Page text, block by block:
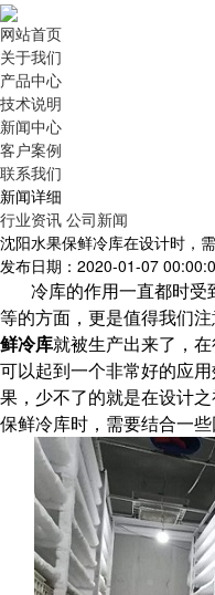
网站首页
关于我们
产品中心
技术说明
新闻中心
客户案例
联系我们
新闻详细
行业资讯 公司新闻
沈阳水果保鲜冷库在设计时，
发布日期：2020-01-07
冷库的作用一直都时
等的方面，更是值得我们
鲜冷库就被生产出来了，
可以起到一个非常好的应
果，少不了的就是在设计
保鲜冷库时，需要结合一些